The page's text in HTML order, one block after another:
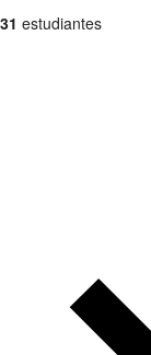
31 estudiantes